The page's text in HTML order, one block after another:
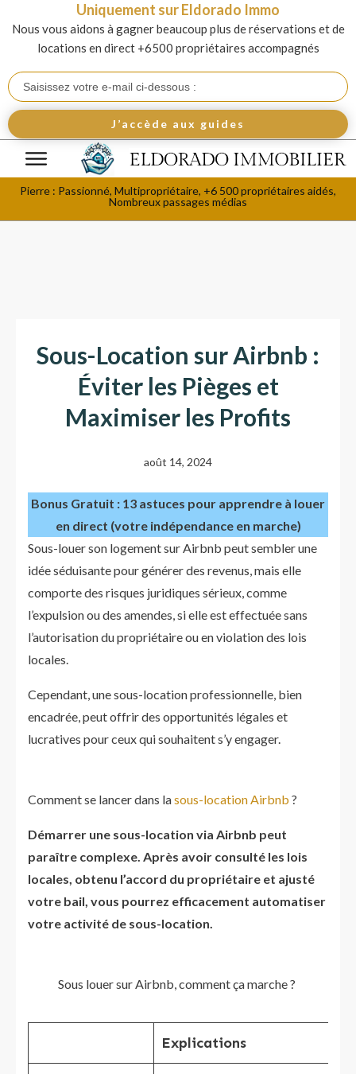
Uniquement sur Eldorado Immo
Nous vous aidons à gagner beaucoup plus de réservations et de
locations en direct +6500 propriétaires accompagnés
J’accède aux guides
Pierre : Passionné, Multipropriétaire, +6 500 propriétaires aidés,
Nombreux passages médias
Sous-Location sur Airbnb :
Éviter les Pièges et
Maximiser les Profits
août 14, 2024
Bonus Gratuit : 13 astuces pour apprendre à louer
en direct (votre indépendance en marche)
Sous-louer son logement sur Airbnb peut sembler une
idée séduisante pour générer des revenus, mais elle
comporte des risques juridiques sérieux, comme
l’expulsion ou des amendes, si elle est effectuée sans
l’autorisation du propriétaire ou en violation des lois
locales.
Cependant, une sous-location professionnelle, bien
encadrée, peut offrir des opportunités légales et
lucratives pour ceux qui souhaitent s’y engager.
Comment se lancer dans lasous-location Airbnb ?
Démarrer une sous-location via Airbnb peut
paraître complexe. Après avoir consulté les lois
locales, obtenu l’accord du propriétaire et ajusté
votre bail, vous pourrez efficacement automatiser
votre activité de sous-location.
Sous louer sur Airbnb, comment ça marche ?
Explications